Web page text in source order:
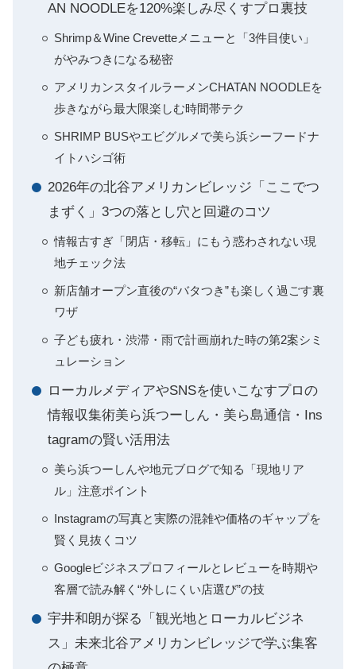
AN NOODLEを120%楽しみ尽くすプロ裏技
Shrimp＆Wine Crevetteメニューと「3件目使い」
がやみつきになる秘密
アメリカンスタイルラーメンCHATAN NOODLEを
歩きながら最大限楽しむ時間帯テク
SHRIMP BUSやエビグルメで美ら浜シーフードナ
イトハシゴ術
2026年の北谷アメリカンビレッジ「ここでつ
まずく」3つの落とし穴と回避のコツ
情報古すぎ「閉店・移転」にもう惑わされない現
地チェック法
新店舗オープン直後の“バタつき”も楽しく過ごす裏
ワザ
子ども疲れ・渋滞・雨で計画崩れた時の第2案シミ
ュレーション
ローカルメディアやSNSを使いこなすプロの
情報収集術美ら浜つーしん・美ら島通信・Ins
tagramの賢い活用法
美ら浜つーしんや地元ブログで知る「現地リア
ル」注意ポイント
Instagramの写真と実際の混雑や価格のギャップを
賢く見抜くコツ
Googleビジネスプロフィールとレビューを時期や
客層で読み解く“外しにくい店選び”の技
宇井和朗が探る「観光地とローカルビジネ
ス」未来北谷アメリカンビレッジで学ぶ集客